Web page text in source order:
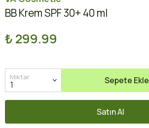
BB Krem SPF 30+ 40 ml
₺ 299.99
Miktar Sepete Ekle
Satın Al